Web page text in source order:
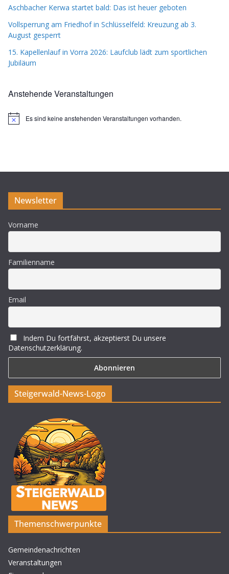
Aschbacher Kerwa startet bald: Das ist heuer geboten
Vollsperrung am Friedhof in Schlüsselfeld: Kreuzung ab 3.
August gesperrt
15. Kapellenlauf in Vorra 2026: Laufclub lädt zum sportlichen
Jubiläum
Anstehende Veranstaltungen
H
s
Es sind keine anstehenden Veranstaltungen vorhanden.
Newsletter
Vorname
Familienname
Email
Indem Du fortfährst, akzeptierst Du unsere
Datenschutzerklärung.
Steigerwald-News-Logo
Themenschwerpunkte
Gemeindenachrichten
Veranstaltungen